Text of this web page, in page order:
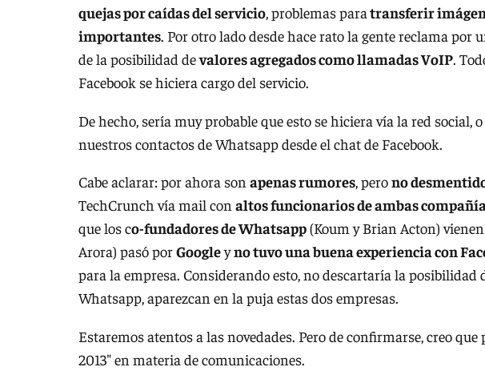
quejas por caídas del servicio, problemas paratransferir
importantes. Por otro lado desde hace rato la gente reclama por
de la posibilidad devalores agregados como llamadas VoIP.
Facebook se hiciera cargo del servicio.
De hecho, sería muy probable que esto se hiciera vía la red social,
nuestros contactos de Whatsapp desde el chat de Facebook.
Cabe aclarar: por ahora son apenas rumores, perono
TechCrunch vía mail con altos funcionarios de ambas
que los co-fundadores de Whatsapp(Koum y Brian Acton)
Arora) pasó porGoogleyno tuvo una buena experiencia con
para la empresa. Considerando esto, no descartaría la posibilidad
Whatsapp, aparezcan en la puja estas dos empresas.
Estaremos atentos a las novedades. Pero de confirmarse, creo
2013″ en materia de comunicaciones.